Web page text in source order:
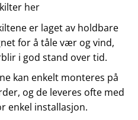
her
er laget av holdbare
for å tåle vær og vind,
i god stand over tid.
kan enkelt monteres på
og de leveres ofte med
enkel installasjon.